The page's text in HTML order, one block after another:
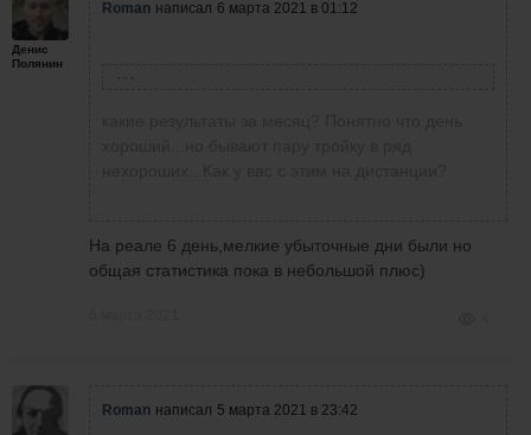
Денис
Полянин
Roman написал 6 марта 2021 в 01:12
Сигналы эти достаточно хорошо
отрабатывают если наладить связь со своими
На реале 6 день,мелкие убыточные дни были но
общая статистика пока в небольшой плюс)
Roman написал 5 марта 2021 в 23:42